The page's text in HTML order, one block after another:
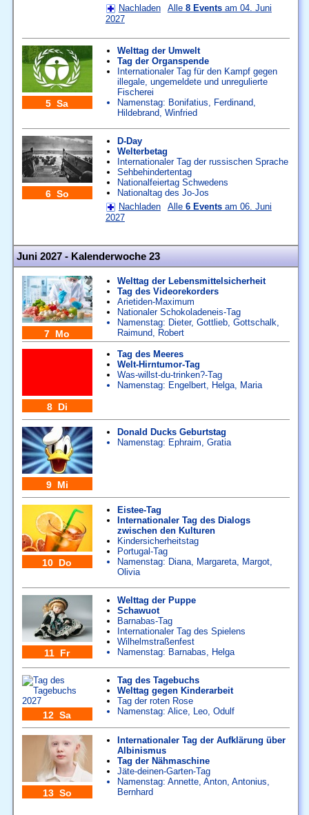
Nachladen
Alle 8 Eventsam 04. Juni
2027
5 Sa
Welttag der Umwelt
Tag der Organspende
Internationaler Tag für den Kampf gegen
illegale, ungemeldete und unregulierte
Fischerei
Namenstag: Bonifatius Ferdinand
Hildebrand Winfried
6 So
D-Day
Welterbetag
Internationaler Tag der russischen Sprache
Sehbehindertentag
Nationalfeiertag Schwedens
Nationaltag des Jo-Jos
Nachladen
Alle 6 Eventsam 06. Juni
2027
Juni 2027 - Kalenderwoche 23
7 Mo
Welttag der Lebensmittelsicherheit
Tag des Videorekorders
Arietiden-Maximum
Nationaler Schokoladeneis-Tag
Namenstag: Dieter, Gottlieb, Gottschalk
Raimund
Robert
8 Di
Tag des Meeres
Welt-Hirntumor-Tag
Was-willst-du-trinken?-Tag
Namenstag: Engelbert, Helga, Maria
9 Mi
Donald Ducks Geburtstag
Namenstag: Ephraim Gratia
10 Do
Eistee-Tag
Internationaler Tag des Dialogs
zwischen den Kulturen
Kindersicherheitstag
Portugal-Tag
Namenstag: Diana, Margareta, Margot,
Olivia
11 Fr
Welttag der Puppe
Schawuot
Barnabas-Tag
Internationaler Tag des Spielens
Wilhelmstraßenfest
Namenstag: Barnabas Helga
12 Sa
Tag des Tagebuchs
Welttag gegen Kinderarbeit
Tag der roten Rose
Namenstag: Alice, Leo, Odulf
13 So
Internationaler Tag der Aufklärung über
Albinismus
Tag der Nähmaschine
Jäte-deinen-Garten-Tag
Namenstag: Annette, Anton, Antonius
Bernhard